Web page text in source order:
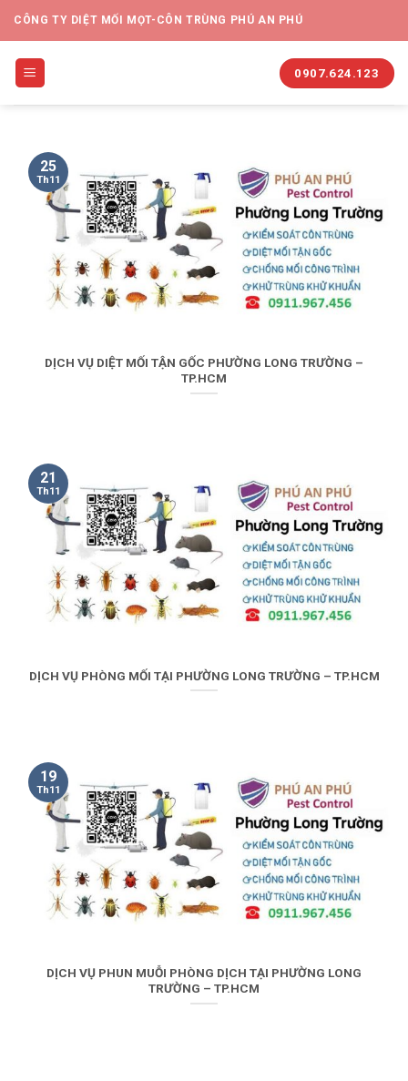
CÔNG TY DIỆT MỐI MỌT-CÔN TRÙNG PHÚ AN PHÚ
0907.624.123
DỊCH VỤ DIỆT MỐI TẬN GỐC PHƯỜNG LONG TRƯỜNG –
TP.HCM
25
Th11
DỊCH VỤ PHÒNG MỐI TẠI PHƯỜNG LONG TRƯỜNG – TP.HCM
21
Th11
DỊCH VỤ PHUN MUỖI PHÒNG DỊCH TẠI PHƯỜNG LONG
TRƯỜNG – TP.HCM
19
Th11